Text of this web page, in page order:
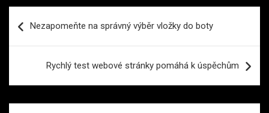
proNezapomeňte na správný výběr vložky do boty
Rychlý test webové stránky pomáhá k úspěchům